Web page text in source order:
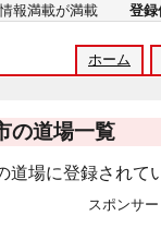
情報満載が満載 登録
ホーム
の道場一覧
道場に登録されて
スポンサ